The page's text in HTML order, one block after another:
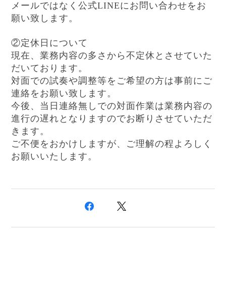
メールではなく公式LINEにお問い合わせをお
願い致します。
②定休日について
現在、業務内容の多さから不定休とさせていた
だいております。
対面での試奏や調整等をご希望の方は事前にご
連絡をお願い致します。
今後、当日連絡無しでの対面作業は業務内容の
進行の遅れとなりますのでお断りさせていただ
きます。
ご不便をおかけしますが、ご理解の程よろしく
お願いいたします。